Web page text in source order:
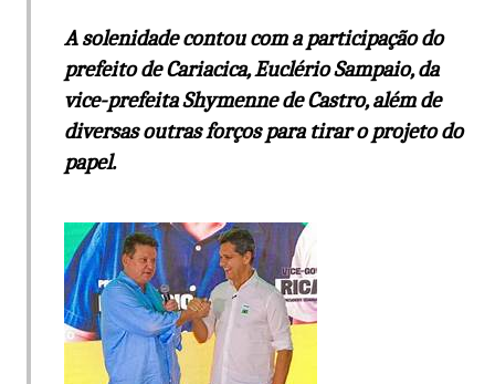
A solenidade contou com a participação do
prefeito de Cariacica, Euclério Sampaio, da
vice-prefeita Shymenne de Castro, além de
diversas outras forços para tirar o projeto do
papel.